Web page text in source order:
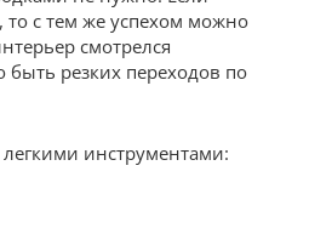
то с тем же успехом можно
смотрелся
резких переходов по
инструментами: